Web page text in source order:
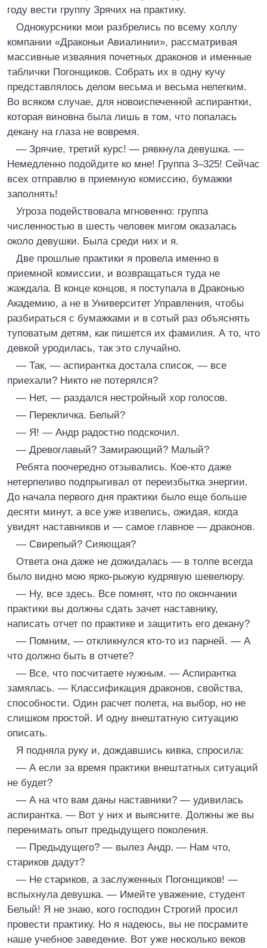
году вести группу Зрячих на практику.
Однокурсники мои разбрелись по всему холлу
компании «Драконьи Авиалинии», рассматривая
массивные изваяния почетных драконов и именные
таблички Погонщиков. Собрать их в одну кучу
представлялось делом весьма и весьма нелегким.
Во всяком случае, для новоиспеченной аспирантки,
которая виновна была лишь в том, что попалась
декану на глаза не вовремя.
— Зрячие, третий курс! — рявкнула девушка. —
Немедленно подойдите ко мне! Группа 3–325! Сейчас
всех отправлю в приемную комиссию, бумажки
заполнять!
Угроза подействовала мгновенно: группа
численностью в шесть человек мигом оказалась
около девушки. Была среди них и я.
Две прошлые практики я провела именно в
приемной комиссии, и возвращаться туда не
жаждала. В конце концов, я поступала в Драконью
Академию, а не в Университет Управления, чтобы
разбираться с бумажками и в сотый раз объяснять
туповатым детям, как пишется их фамилия. А то, что
девкой уродилась, так это случайно.
— Так, — аспирантка достала список, — все
приехали? Никто не потерялся?
— Нет, — раздался нестройный хор голосов.
— Перекличка. Белый?
— Я! — Андр радостно подскочил.
— Древоглавый? Замирающий? Малый?
Ребята поочередно отзывались. Кое-кто даже
нетерпеливо подпрыгивал от переизбытка энергии.
До начала первого дня практики было еще больше
десяти минут, а все уже извелись, ожидая, когда
увидят наставников и — самое главное — драконов.
— Свирепый? Сияющая?
Ответа она даже не дожидалась — в толпе всегда
было видно мою ярко-рыжую кудрявую шевелюру.
— Ну, все здесь. Все помнят, что по окончании
практики вы должны сдать зачет наставнику,
написать отчет по практике и защитить его декану?
— Помним, — откликнулся кто-то из парней. — А
что должно быть в отчете?
— Все, что посчитаете нужным. — Аспирантка
замялась. — Классификация драконов, свойства,
способности. Один расчет полета, на выбор, но не
слишком простой. И одну внештатную ситуацию
описать.
Я подняла руку и, дождавшись кивка, спросила:
— А если за время практики внештатных ситуаций
не будет?
— А на что вам даны наставники? — удивилась
аспирантка. — Вот у них и выясните. Должны же вы
перенимать опыт предыдущего поколения.
— Предыдущего? — вылез Андр. — Нам что,
стариков дадут?
— Не стариков, а заслуженных Погонщиков! —
вспыхнула девушка. — Имейте уважение, студент
Белый! Я не знаю, кого господин Строгий просил
провести практику. Но я надеюсь, вы не посрамите
наше учебное заведение. Вот уже несколько веков